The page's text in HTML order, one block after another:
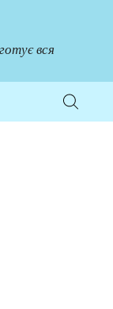
вся